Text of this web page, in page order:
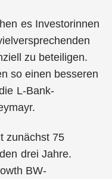
es Investorinnen
zu beteiligen.
so einen besseren
L-Bank-
zunächst 75
drei Jahre.
BW-